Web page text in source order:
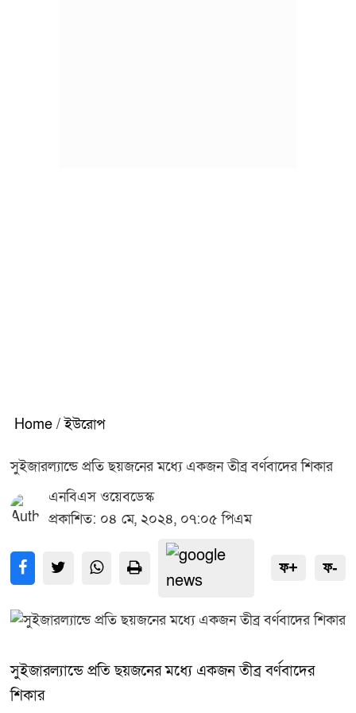
Home / ইউরোপ
সুইজারল্যান্ডে প্রতি ছয়জনের মধ্যে একজন তীব্র বর্ণবাদের শিকার
এনবিএস ওয়েবডেস্ক
প্রকাশিত: ০৪ মে, ২০২৪, ০৭:০৫ পিএম
ফ+ ফ-
সুইজারল্যান্ডে প্রতি ছয়জনের মধ্যে একজন তীব্র বর্ণবাদের
শিকার